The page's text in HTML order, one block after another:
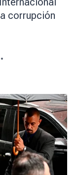
corrupción